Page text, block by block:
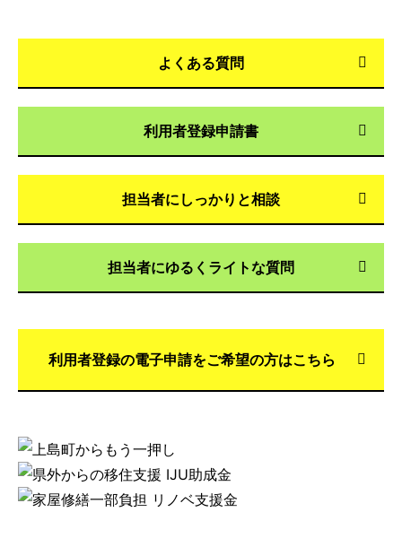
よくある質問
利用者登録申請書
担当者にしっかりと相談
担当者にゆるくライトな質問
利用者登録の電子申請をご希望の方はこちら